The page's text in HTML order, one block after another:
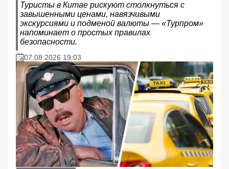
Туристы в Китае рискуют столкнуться с
завышенными ценами, навязчивыми
экскурсиями и подменой валюты — «Турпром»
напоминает о простых правилах
безопасности.
07.08.2026 19:03